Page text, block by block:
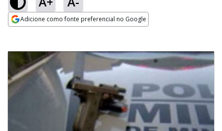
Adicione como fonte preferencial no Google